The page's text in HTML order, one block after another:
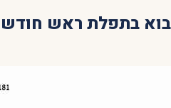
בתפלת ראש חודש